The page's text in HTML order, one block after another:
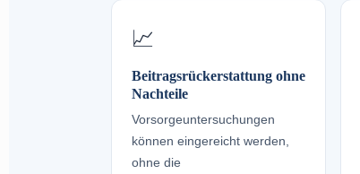
📈
Beitragsrückerstattung ohne
Nachteile
Vorsorgeuntersuchungen
können eingereicht werden,
ohne die